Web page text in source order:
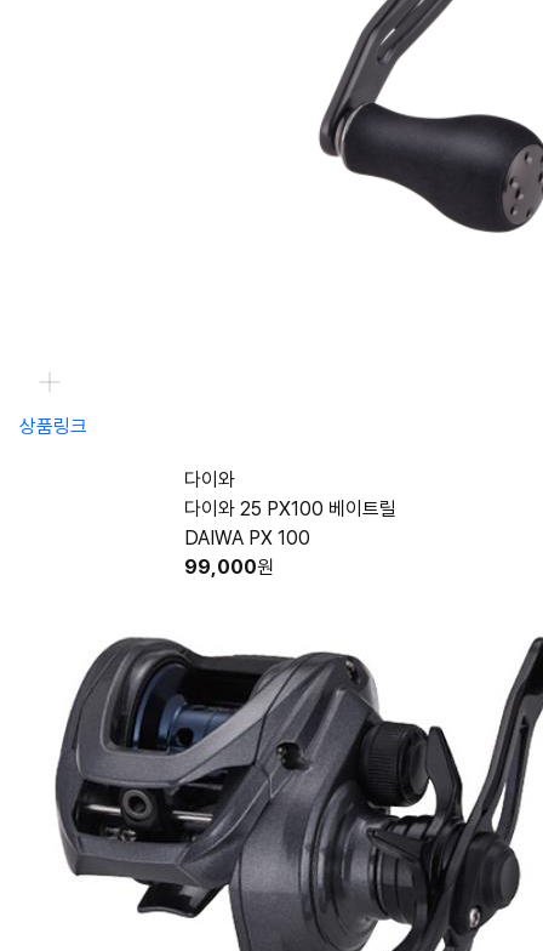
상품링크
다이와
다이와 25 PX100 베이트릴
DAIWA PX 100
99,000원